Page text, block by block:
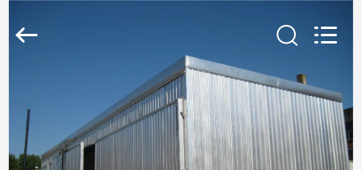
ΠΡΟΪΌΝΤΑ
Ltd..